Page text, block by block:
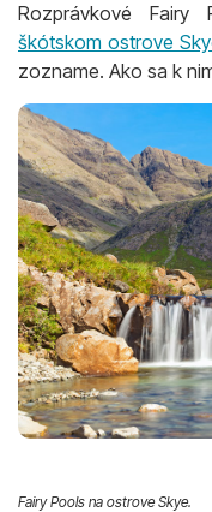
Rozprávkové
škótskom ostrove
zozname. Ako sa k
Fairy Pools na ostrove Skye.